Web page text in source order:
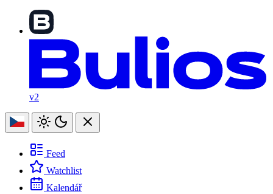
v2
Feed
Watchlist
Kalendář